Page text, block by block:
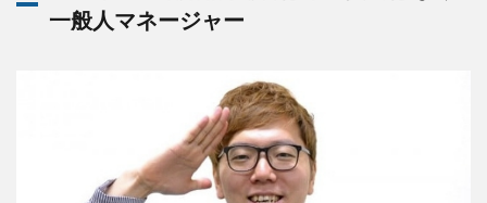
一般人マネージャー